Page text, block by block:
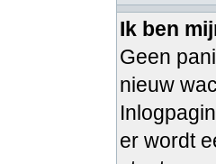
Ik ben
Geen
nieuw
er wordt